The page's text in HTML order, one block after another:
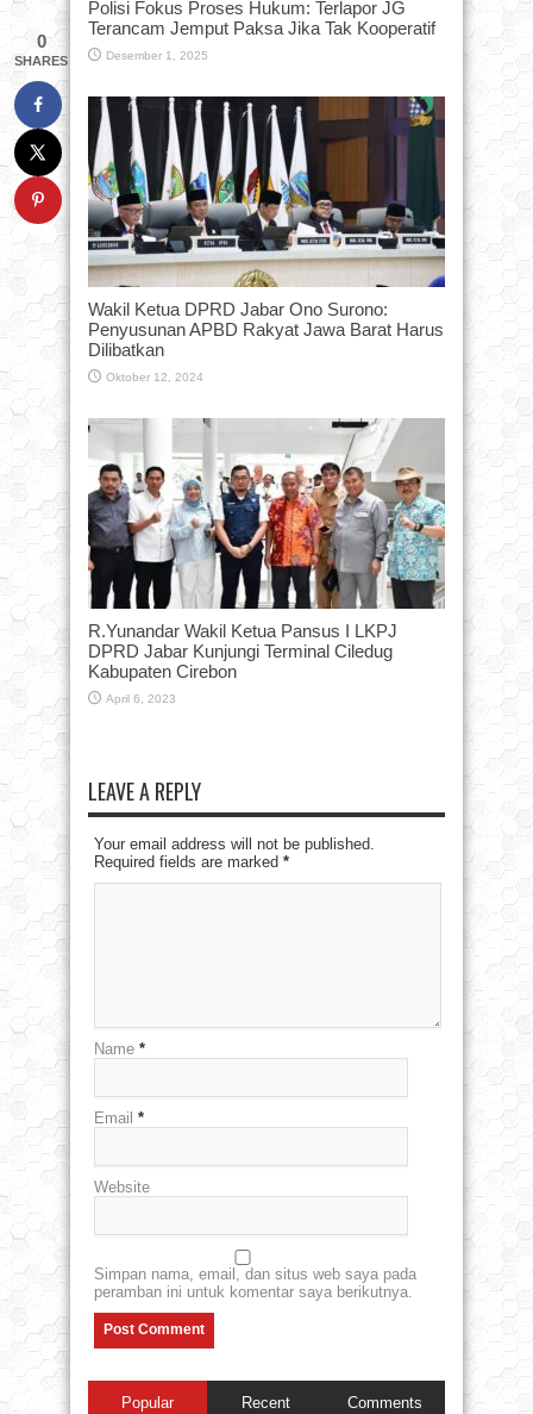
Polisi Fokus Proses Hukum: Terlapor JG
Terancam Jemput Paksa Jika Tak Kooperatif
Desember 1, 2025
Wakil Ketua DPRD Jabar Ono Surono:
Penyusunan APBD Rakyat Jawa Barat Harus
Dilibatkan
Oktober 12, 2024
R.Yunandar Wakil Ketua Pansus I LKPJ
DPRD Jabar Kunjungi Terminal Ciledug
Kabupaten Cirebon
April 6, 2023
LEAVE A REPLY
Your email address will not be published.
Required fields are marked *
Name *
Email *
Website
Simpan nama, email, dan situs web saya pada
peramban ini untuk komentar saya berikutnya.
Popular Recent Comments
0
SHARES